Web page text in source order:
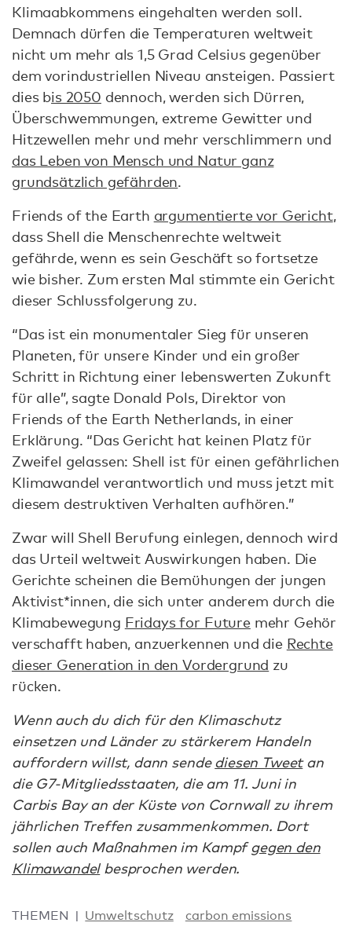
Klimaabkommens eingehalten werden soll.
Demnach dürfen die Temperaturen weltweit
nicht um mehr als 1,5 Grad Celsius gegenüber
dem vorindustriellen Niveau ansteigen. Passiert
dies bis 2050 dennoch, werden sich Dürren,
Überschwemmungen, extreme Gewitter und
Hitzewellen mehr und mehr verschlimmern und
das Leben von Mensch und Natur ganz
grundsätzlich gefährden.
Friends of the Earth argumentierte vor Gericht,
dass Shell die Menschenrechte weltweit
gefährde, wenn es sein Geschäft so fortsetze
wie bisher. Zum ersten Mal stimmte ein Gericht
dieser Schlussfolgerung zu.
“Das ist ein monumentaler Sieg für unseren
Planeten, für unsere Kinder und ein großer
Schritt in Richtung einer lebenswerten Zukunft
für alle”, sagte Donald Pols, Direktor von
Friends of the Earth Netherlands, in einer
Erklärung. “Das Gericht hat keinen Platz für
Zweifel gelassen: Shell ist für einen gefährlichen
Klimawandel verantwortlich und muss jetzt mit
diesem destruktiven Verhalten aufhören.”
Zwar will Shell Berufung einlegen, dennoch wird
das Urteil weltweit Auswirkungen haben. Die
Gerichte scheinen die Bemühungen der jungen
Aktivist*innen, die sich unter anderem durch die
Klimabewegung Fridays for Futuremehr Gehör
verschafft haben, anzuerkennen und die Rechte
dieser Generation in den Vordergrund zu
rücken.
Wenn auch du dich für den Klimaschutz
einsetzen und Länder zu stärkerem Handeln
auffordern willst, dann sendediesen Tweetan
die G7-Mitgliedsstaaten, die am 11. Juni in
Carbis Bay an der Küste von Cornwall zu ihrem
jährlichen Treffen zusammenkommen. Dort
sollen auch Maßnahmen im Kampfgegen den
Klimawandelbesprochen werden.
THEMEN Umweltschutz carbon emissions